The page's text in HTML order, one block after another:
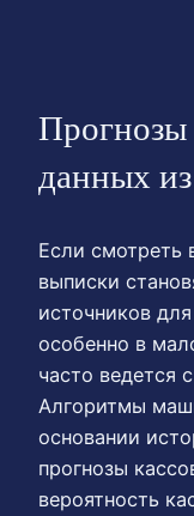
Прогнозы
данных
Если смотреть
выписки
источников
особенно в
часто ведется
Алгоритмы
основании
прогнозы
вероятность